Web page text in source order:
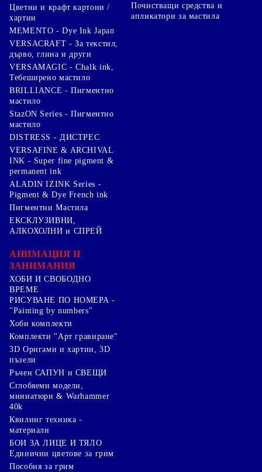
Цветни и крафт картони /
хартии
Почистващи средства и
апликатори за мастила
MEMENTO - Dye Ink Japan
VERSACRAFT - За текстил,
дърво, глина и други
VERSAMAGIC - Chalk ink,
Тебеширено мастило
BRILLIANCE - Пигментно
мастило
StazON Series - Пигментно
мастило
DISTRESS - ДИСТРЕС
VERSAFINE & ARCHIVAL
INK - Super fine pigment &
permanent ink
ALADIN IZINK Series -
Pigment & Dye French ink
Пигментни Мастила
ЕКСКЛУЗИВНИ,
АЛКОХОЛНИ и СПРЕЙ
АНИМАЦИЯ И
ЗАНИМАНИЯ
ХОБИ И СВОБОДНО
ВРЕМЕ
РИСУВАНЕ ПО НОМЕРА -
"Painting by numbers"
Хоби комплекти
Комплекти "Арт гравиране"
3D Оригами и хартии, 3D
пъзели
Ръчен САПУН и СВЕЩИ
Сглобяеми модели,
миниатюри & Warhammer
40k
Квилинг техника -
материали
БОИ ЗА ЛИЦЕ И ТЯЛО
Единични цветове за грим
Пособия за грим